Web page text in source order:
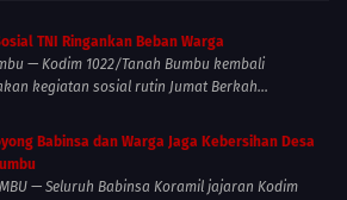
TNI Ringankan Beban Warga
— Kodim 1022/Tanah Bumbu kembali
kegiatan sosial rutin Jumat Berkah...
Babinsa dan Warga Jaga Kebersihan Desa
— Seluruh Babinsa Koramil jajaran Kodim